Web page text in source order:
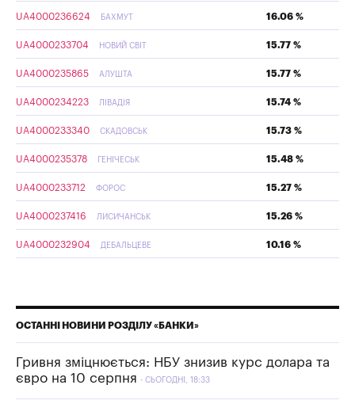
UA4000236624 БАХМУТ 16.06 %
UA4000233704 НОВИЙ СВІТ 15.77 %
UA4000235865 АЛУШТА 15.77 %
UA4000234223 ЛІВАДІЯ 15.74 %
UA4000233340 СКАДОВСЬК 15.73 %
UA4000235378 ГЕНІЧЕСЬК 15.48 %
UA4000233712 ФОРОС 15.27 %
UA4000237416 ЛИСИЧАНСЬК 15.26 %
UA4000232904 ДЕБАЛЬЦЕВЕ 10.16 %
ОСТАННІ НОВИНИ РОЗДІЛУ «БАНКИ»
Гривня зміцнюється: НБУ знизив курс долара та
євро на 10 серпня
СЬОГОДНІ, 18:33